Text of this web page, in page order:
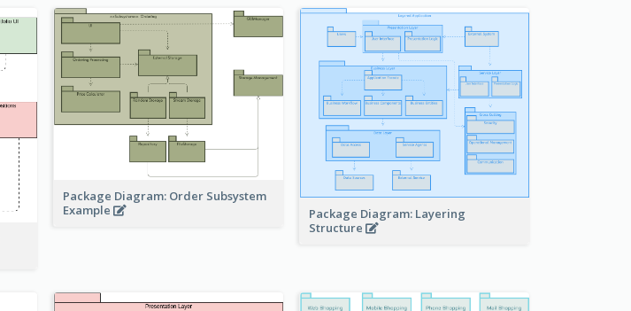
Package Diagram: Order Subsystem
Example
Package Diagram: Layering
Structure